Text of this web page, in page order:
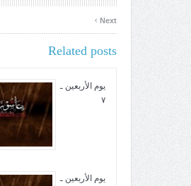
Next
›
Related posts
يوم الأربعين ـ
٧
يوم الأربعين ـ